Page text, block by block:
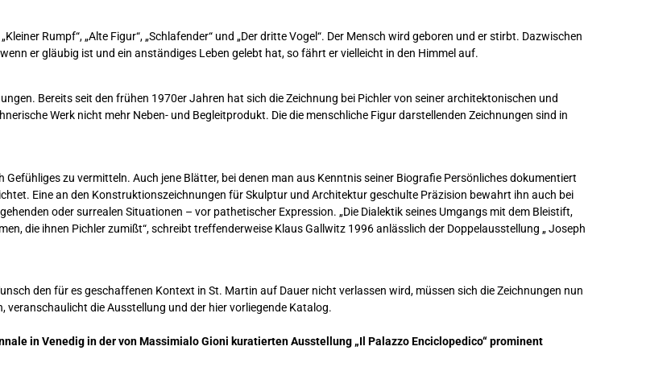
Rumpf“, „Alte Figur“, „Schlafender“ und „Der dritte Vogel“. Der Mensch wird geboren und er stirbt. Dazwischen
er gläubig ist und ein anständiges Leben gelebt hat, so fährt er vielleicht in den Himmel auf.
Bereits seit den frühen 1970er Jahren hat sich die Zeichnung bei Pichler von seiner architektonischen und
Werk nicht mehr Neben- und Begleitprodukt. Die die menschliche Figur darstellenden Zeichnungen sind in
zu vermitteln. Auch jene Blätter, bei denen man aus Kenntnis seiner Biografie Persönliches dokumentiert
Eine an den Konstruktionszeichnungen für Skulptur und Architektur geschulte Präzision bewahrt ihn auch bei
oder surrealen Situationen – vor pathetischer Expression. „Die Dialektik seines Umgangs mit dem Bleistift,
die ihnen Pichler zumißt“, schreibt treffenderweise Klaus Gallwitz 1996 anlässlich der Doppelausstellung „ Joseph
den für es geschaffenen Kontext in St. Martin auf Dauer nicht verlassen wird, müssen sich die Zeichnungen nun
die Ausstellung und der hier vorliegende Katalog.
in Venedig in der von Massimialo Gioni kuratierten Ausstellung „Il Palazzo Enciclopedico“ prominent